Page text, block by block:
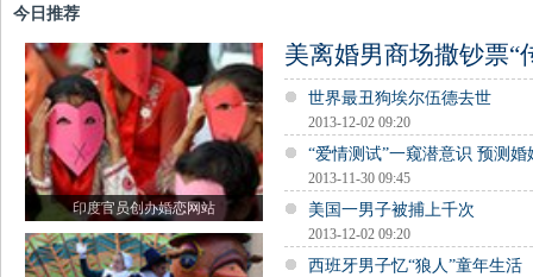
今日推荐
印度官员创办婚恋网站
美离婚男商场撒钞票“
世界最丑狗埃尔伍德去世
2013-12-02 09:20
“爱情测试”一窥潜意识 预测婚
2013-11-30 09:45
美国一男子被捕上千次
2013-12-02 09:20
西班牙男子忆“狼人”童年生活